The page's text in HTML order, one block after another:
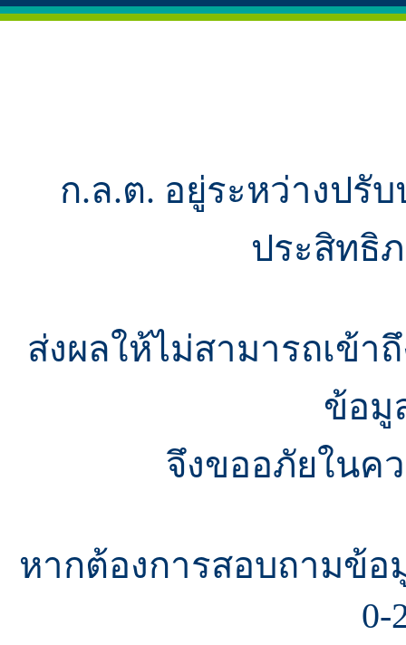
ก.ล.ต. อยู่ระหว่างปรั
ประสิทธิ
ส่งผลให้ไม่สามารถเข้า
ข้อมู
จึงขออภัยในค
หากต้องการสอบถามข้อ
0-